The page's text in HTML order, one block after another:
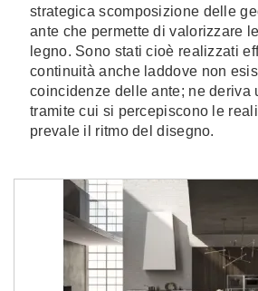
strategica scomposizione delle
ante che permette di valorizzare
legno. Sono stati cioè realizzati
continuità anche laddove non
coincidenze delle ante; ne deriva
tramite cui si percepiscono le
prevale il ritmo del disegno.